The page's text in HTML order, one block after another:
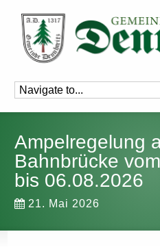
Ampelregelung
Bahnbrücke
bis 06.08.2026
21. Mai 2026